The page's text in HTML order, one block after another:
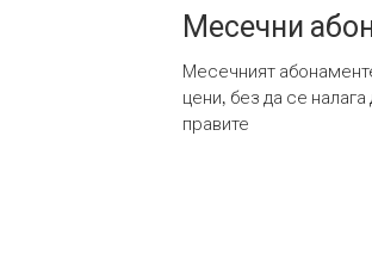
Месечни
Месечният
цени, без да се
правите